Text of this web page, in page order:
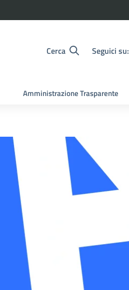
Cerca Seguici su:
Amministrazione Trasparente